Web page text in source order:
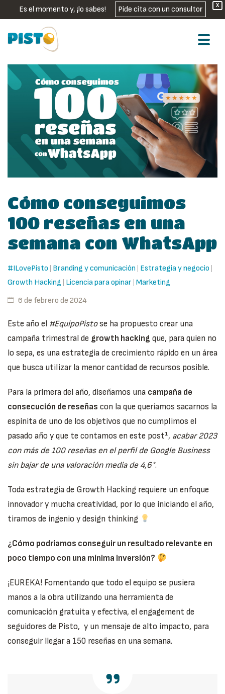
X
Es el momento y, ¡lo sabes! Pide cita con un consultor
Cómo conseguimos
100 reseñas en una
semana con WhatsApp
#ILovePisto Branding y comunicación Estrategia y negocio
Growth Hacking Licencia para opinar Marketing
6 de febrero de 2024
Este año el #EquipoPistose ha propuesto crear una
campaña trimestral de growth hacking que, para quien no
lo sepa, es una estrategia de crecimiento rápido en un área
que busca utilizar la menor cantidad de recursos posible.
Para la primera del año, diseñamos una campaña de
consecución de reseñas con la que queríamos sacarnos la
espinita de uno de los objetivos que no cumplimos el
pasado año y que te contamos en este post¹, acabar 2023
con más de 100 reseñas en el perfil de Google Business
sin bajar de una valoración media de 4,6*.
Toda estrategia de Growth Hacking requiere un enfoque
innovador y mucha creatividad, por lo que iniciando el año,
tiramos de ingenio y design thinking
¿Cómo podríamos conseguir un resultado relevante en
poco tiempo con una mínima inversión?
¡EUREKA! Fomentando que todo el equipo se pusiera
manos a la obra utilizando una herramienta de
comunicación gratuita y efectiva, el engagement de
seguidores de Pisto, y un mensaje de alto impacto, para
conseguir llegar a 150 reseñas en una semana.